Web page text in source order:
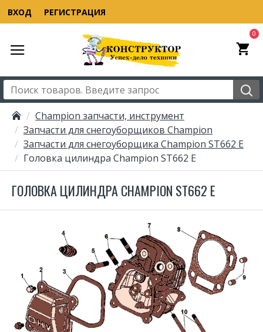
ВХОД РЕГИСТРАЦИЯ
0
Champion запчасти, инструмент
Запчасти для снегоуборщиков Champion
Запчасти для снегоуборщика Champion ST662 E
Головка цилиндра Champion ST662 E
ГОЛОВКА ЦИЛИНДРА CHAMPION ST662 E